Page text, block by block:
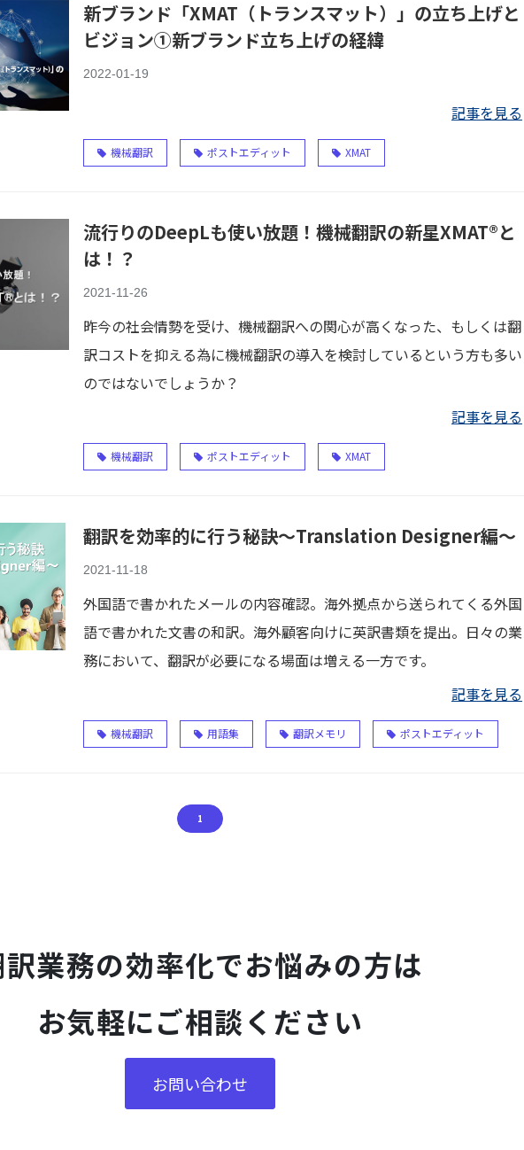
新ブランド「XMAT（トランスマット）」の立ち上げと
ビジョン①新ブランド立ち上げの経緯
2022-01-19
記事を見る
機械翻訳 ポストエディット XMAT
流行りのDeepLも使い放題！機械翻訳の新星XMAT®と
は！？
2021-11-26
昨今の社会情勢を受け、機械翻訳への関心が高くなった、もしくは翻
訳コストを抑える為に機械翻訳の導入を検討しているという方も多い
のではないでしょうか？
記事を見る
機械翻訳 ポストエディット XMAT
翻訳を効率的に行う秘訣～Translation Designer編～
2021-11-18
外国語で書かれたメールの内容確認。海外拠点から送られてくる外国
語で書かれた文書の和訳。海外顧客向けに英訳書類を提出。日々の業
務において、翻訳が必要になる場面は増える一方です。
記事を見る
機械翻訳 用語集 翻訳メモリ ポストエディット
1
業務の効率化でお悩みの方は
お気軽にご相談ください
お問い合わせ